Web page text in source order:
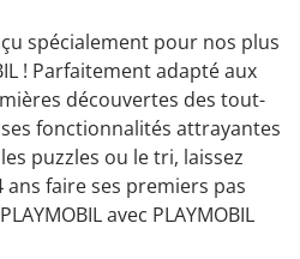
spécialement pour nos plus
! Parfaitement adapté aux
découvertes des tout-
fonctionnalités attrayantes
puzzles ou le tri, laissez
faire ses premiers pas
avec PLAYMOBIL